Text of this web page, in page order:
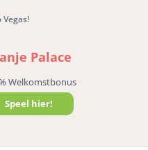
Palace
Welkomstbonus
Speel hier!